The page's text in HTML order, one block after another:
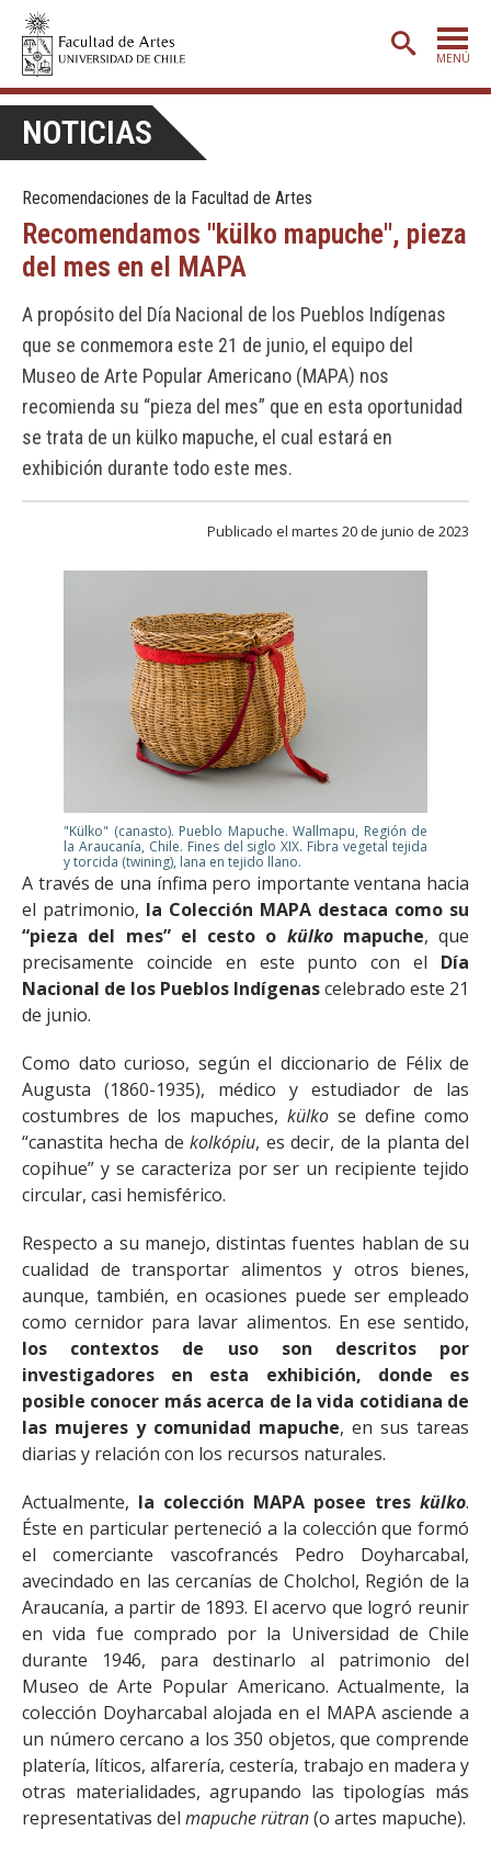
MENÚ
ADMISIÓN
ETAPA BÁSICA
CARRERAS
CREACIÓNE INVESTIGACIÓN
BIBLIOTECA
DEPARTAMENTOS
FACULTAD
NOTICIAS
Recomendaciones de la Facultad de Artes
Recomendamos "külko mapuche", pieza
del mes en el MAPA
A propósito del Día Nacional de los Pueblos Indígenas
que se conmemora este 21 de junio, el equipo del
Museo de Arte Popular Americano (MAPA) nos
recomienda su “pieza del mes” que en esta oportunidad
se trata de un külko mapuche, el cual estará en
exhibición durante todo este mes.
Publicado el martes 20 de junio de 2023
"Külko" (canasto). Pueblo Mapuche. Wallmapu, Región de
la Araucanía, Chile. Fines del siglo XIX. Fibra vegetal tejida
y torcida (twining), lana en tejido llano.
A través de una ínfima pero importante ventana hacia
el patrimonio, la Colección MAPA destaca como su
“pieza del mes” el cesto o külkomapuche, que
precisamente coincide en este punto con el Día
Nacional de los Pueblos Indígenascelebrado este 21
de junio.
Como dato curioso, según el diccionario de Félix de
Augusta (1860-1935), médico y estudiador de las
costumbres de los mapuches, külko se define como
“canastita hecha dekolkópiu, es decir, de la planta del
copihue” y se caracteriza por ser un recipiente tejido
circular, casi hemisférico.
Respecto a su manejo, distintas fuentes hablan de su
cualidad de transportar alimentos y otros bienes,
aunque, también, en ocasiones puede ser empleado
como cernidor para lavar alimentos. En ese sentido,
los contextos de uso son descritos por
investigadores en esta exhibición, donde es
posible conocer más acerca de la vida cotidiana de
las mujeres y comunidad mapuche, en sus tareas
diarias y relación con los recursos naturales.
Actualmente, la colección MAPA posee tres külko.
Éste en particular perteneció a la colección que formó
el comerciante vascofrancés Pedro Doyharcabal,
avecindado en las cercanías de Cholchol, Región de la
Araucanía, a partir de 1893. El acervo que logró reunir
en vida fue comprado por la Universidad de Chile
durante 1946, para destinarlo al patrimonio del
Museo de Arte Popular Americano. Actualmente, la
colección Doyharcabal alojada en el MAPA asciende a
un número cercano a los 350 objetos, que comprende
platería, líticos, alfarería, cestería, trabajo en madera y
otras materialidades, agrupando las tipologías más
representativas del mapuche rütran(o artes mapuche).